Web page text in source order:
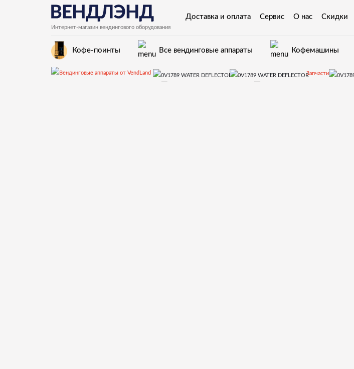
Интернет-магазин вендингового оборудования
Доставка и оплата Сервис О нас Скидки
Кофе-поинты Все вендинговые аппараты Кофемашины
Запчасти